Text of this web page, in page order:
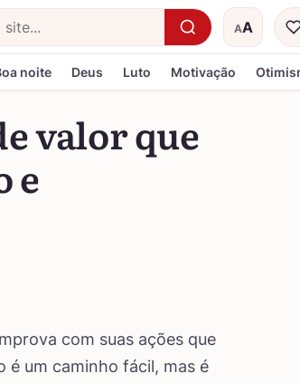
AA
Tamanho
noite Deus Luto Motivação
valor que
e
com suas ações que
é um caminho fácil, mas é